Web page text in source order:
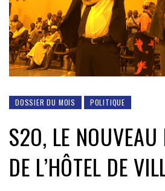
DOSSIER DU MOIS POLITIQUE
S2O, LE NOUVEAU
DE L’HÔTEL DE